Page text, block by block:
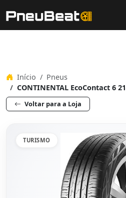
Início
Pneus
CONTINENTAL EcoContact 6
Voltar para a Loja
TURISMO